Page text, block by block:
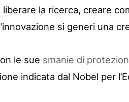
liberare la ricerca, creare
si generi una
le sue smanie di
indicata dal Nobel per